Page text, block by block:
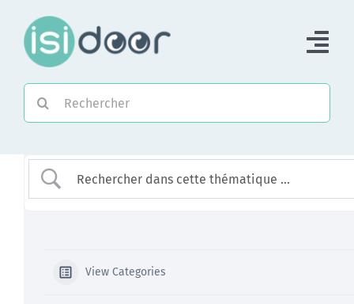
contenu
Piloter un réseau
View Categories